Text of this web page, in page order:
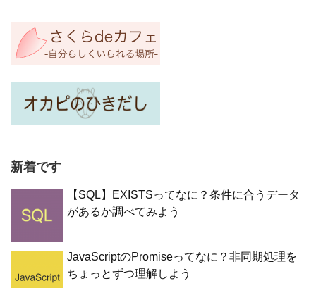
新着です
【SQL】EXISTSってなに？条件に合うデータ
があるか調べてみよう
JavaScriptのPromiseってなに？非同期処理を
ちょっとずつ理解しよう